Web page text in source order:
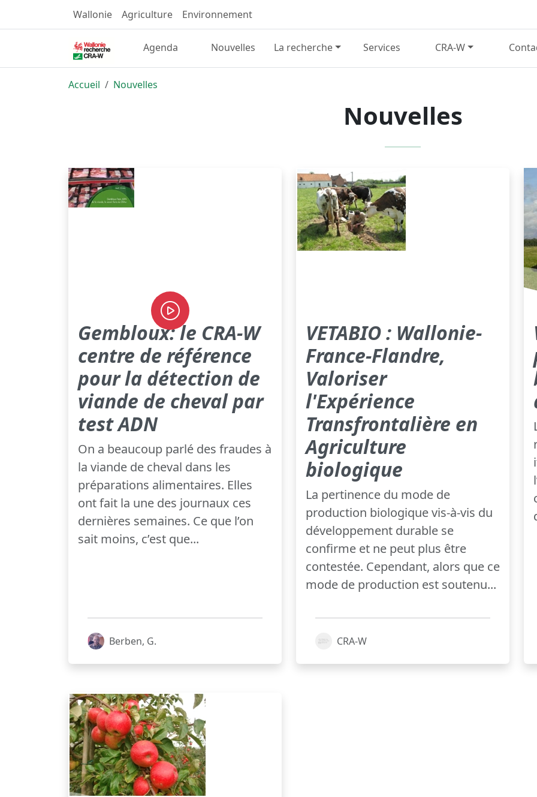
Wallonie Agriculture Environnement
Agenda Nouvelles La recherche Services CRA-W
Accueil Nouvelles
Nouvelles
Gembloux: le CRA-W
centre de référence
pour la détection de
viande de cheval par
test ADN
On a beaucoup parlé des fraudes à
la viande de cheval dans les
préparations alimentaires. Elles
ont fait la une des journaux ces
dernières semaines. Ce que l’on
sait moins, c’est que...
Berben, G.
VETABIO : Wallonie-
France-Flandre,
Valoriser
l'Expérience
Transfrontalière en
Agriculture
biologique
La pertinence du mode de
production biologique vis-à-vis du
développement durable se
confirme et ne peut plus être
contestée. Cependant, alors que ce
mode de production est soutenu...
CRA-W